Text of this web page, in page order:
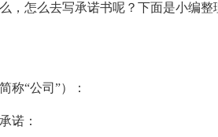
，怎么去写承诺书呢？下面是小编整
称“公司”）：
诺：